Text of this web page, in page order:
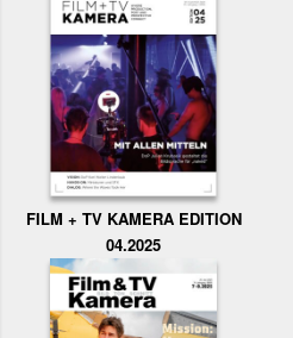
FILM + TV KAMERA EDITION
04.2025